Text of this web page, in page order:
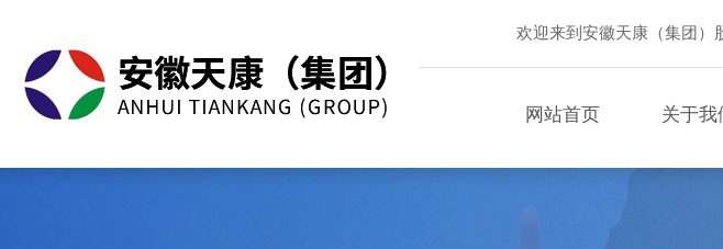
欢迎来到安徽天康（集团）
网站首页 关于我